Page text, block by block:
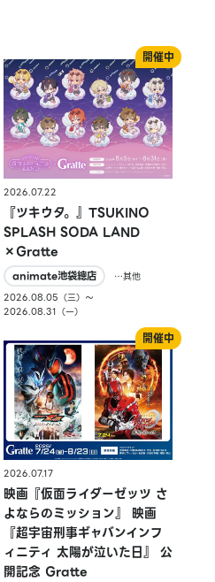
2026.07.22
『ツキウタ。』TSUKINO
SPLASH SODA LAND
×Gratte
animate池袋總店
…其他
2026.08.05（三）〜
2026.08.31（一）
2026.07.17
映画『仮面ライダーゼッツ さ
よならのミッション』 映画
『超宇宙刑事ギャバンインフ
ィニティ 太陽が泣いた日』 公
開記念 Gratte